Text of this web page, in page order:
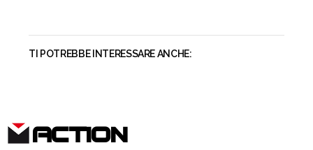
TI POTREBBE INTERESSARE ANCHE:
ACTION